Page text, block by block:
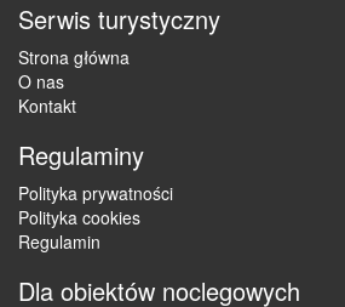
Serwis turystyczny
Strona główna
O nas
Kontakt
Regulaminy
Polityka prywatności
Polityka cookies
Regulamin
Dla obiektów noclegowych